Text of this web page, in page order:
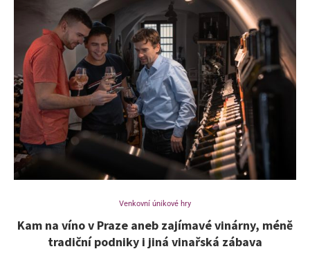
Venkovní únikové hry
Kam na víno v Praze aneb zajímavé vinárny, méně
tradiční podniky i jiná vinařská zábava